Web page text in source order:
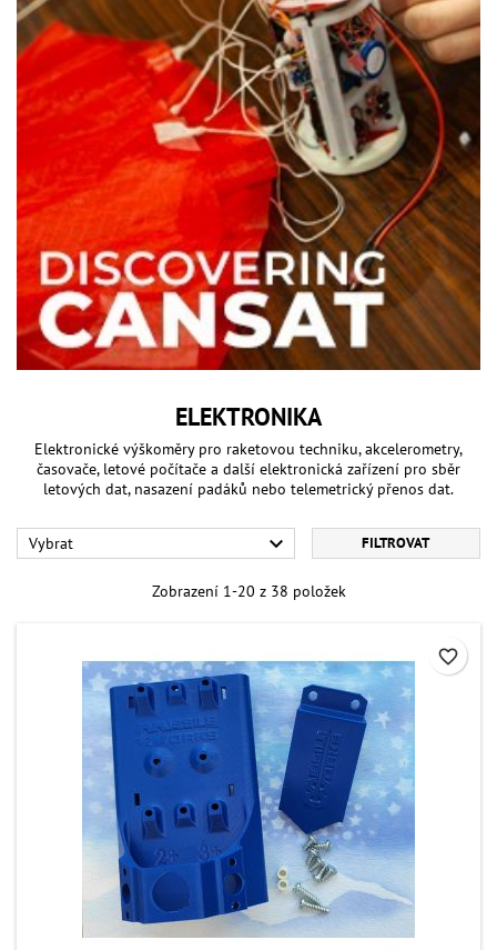
ELEKTRONIKA
Elektronické výškoměry pro raketovou techniku, akcelerometry,
časovače, letové počítače a další elektronická zařízení pro sběr
letových dat, nasazení padáků nebo telemetrický přenos dat.
Vybrat  FILTROVAT
Zobrazení 1-20 z 38 položek
favorite_border